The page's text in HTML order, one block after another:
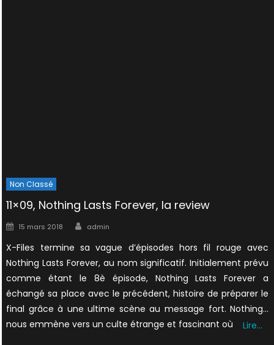
Non Classé
11×09, Nothing Lasts Forever, la review
Posted
15 mars 2018 Author
admin
X-Files termine sa vague d’épisodes hors fil rouge avec
Nothing Lasts Forever, au nom significatif. Initialement prévu
comme étant le 8è épisode, Nothing Lasts Forever a
échangé sa place avec le précédent, histoire de préparer le
final grâce à une ultime scène au message fort. Nothing…
nous emmène vers un culte étrange et fascinant où
Lire…